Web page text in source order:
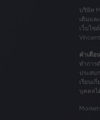
บริษัท
เติมแล
เว็บไซต์
คำเตือ
ทำการ
ประสบ
เรียนเ
บุคคลไ